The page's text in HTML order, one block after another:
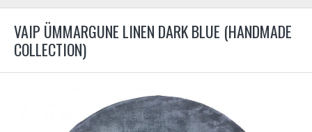
VAIP ÜMMARGUNE LINEN DARK BLUE (HANDMADE
COLLECTION)